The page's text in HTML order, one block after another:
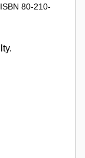
80-210-